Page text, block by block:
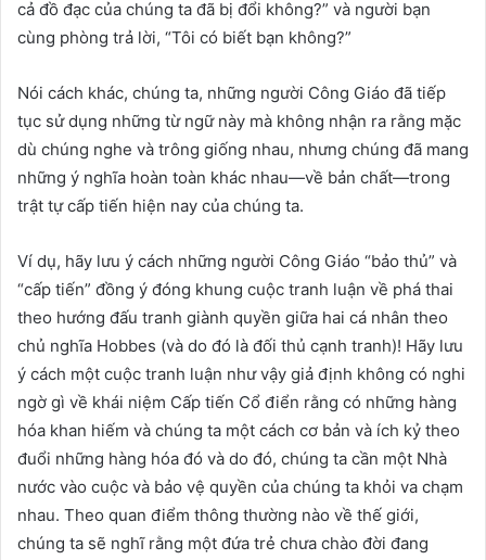
cả đồ đạc của chúng ta đã bị đổi không?” và người bạn
cùng phòng trả lời, “Tôi có biết bạn không?”
Nói cách khác, chúng ta, những người Công Giáo đã tiếp
tục sử dụng những từ ngữ này mà không nhận ra rằng mặc
dù chúng nghe và trông giống nhau, nhưng chúng đã mang
những ý nghĩa hoàn toàn khác nhau—về bản chất—trong
trật tự cấp tiến hiện nay của chúng ta.
Ví dụ, hãy lưu ý cách những người Công Giáo “bảo thủ” và
“cấp tiến” đồng ý đóng khung cuộc tranh luận về phá thai
theo hướng đấu tranh giành quyền giữa hai cá nhân theo
chủ nghĩa Hobbes (và do đó là đối thủ cạnh tranh)! Hãy lưu
ý cách một cuộc tranh luận như vậy giả định không có nghi
ngờ gì về khái niệm Cấp tiến Cổ điển rằng có những hàng
hóa khan hiếm và chúng ta một cách cơ bản và ích kỷ theo
đuổi những hàng hóa đó và do đó, chúng ta cần một Nhà
nước vào cuộc và bảo vệ quyền của chúng ta khỏi va chạm
nhau. Theo quan điểm thông thường nào về thế giới,
chúng ta sẽ nghĩ rằng một đứa trẻ chưa chào đời đang